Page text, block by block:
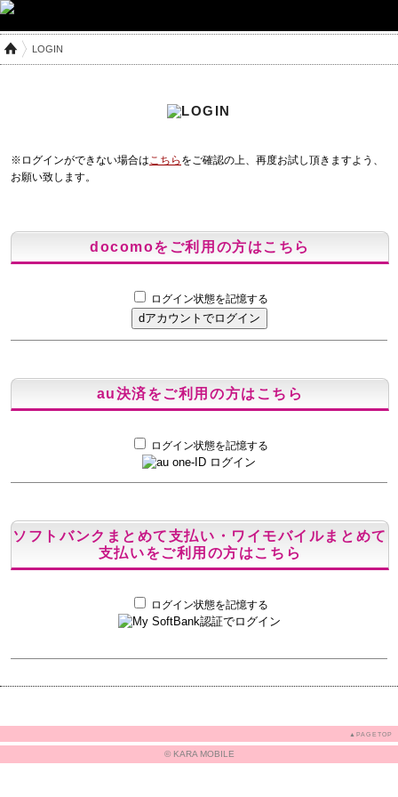
LOGIN
※ログインができない場合はこちら をご確認の上、再度お試し頂きますよう、
お願い致します。
docomoをご利用の方はこちら
ログイン状態を記憶する
au決済をご利用の方はこちら
ログイン状態を記憶する
ソフトバンクまとめて支払い・ワイモバイルまとめて
支払いをご利用の方はこちら
ログイン状態を記憶する
▲PAGETOP
© KARA MOBILE